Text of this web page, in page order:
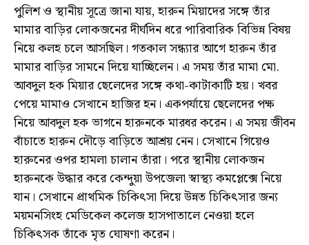
পুলিশ ও স্থানীয় সূত্রে জানা যায়, হারুন মিয়াদের সঙ্গে তাঁর
মামার বাড়ির লোকজনের দীর্ঘদিন ধরে পারিবারিক বিভিন্ন বিষয়
নিয়ে কলহ চলে আসছিল। গতকাল সন্ধ্যার আগে হারুন তাঁর
মামার বাড়ির সামনে দিয়ে যাচ্ছিলেন। এ সময় তাঁর মামা মো.
আবদুল হক মিয়ার ছেলেদের সঙ্গে কথা-কাটাকাটি হয়। খবর
পেয়ে মামাও সেখানে হাজির হন। একপর্যায়ে ছেলেদের পক্ষ
নিয়ে আবদুল হক ভাগনে হারুনকে মারধর করেন। এ সময় জীবন
বাঁচাতে হারুন দৌড়ে বাড়িতে আশ্রয় নেন। সেখানে গিয়েও
হারুনের ওপর হামলা চালান তাঁরা। পরে স্থানীয় লোকজন
হারুনকে উদ্ধার করে কেন্দুয়া উপজেলা স্বাস্থ্য কমপ্লেক্সে নিয়ে
যান। সেখানে প্রাথমিক চিকিৎসা দিয়ে উন্নত চিকিৎসার জন্য
ময়মনসিংহ মেডিকেল কলেজ হাসপাতালে নেওয়া হলে
চিকিৎসক তাঁকে মৃত ঘোষণা করেন।